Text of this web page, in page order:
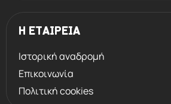
Η ΕΤΑΙΡΕΙΑ
Ιστορική αναδρομή
Επικοινωνία
Πολιτική cookies